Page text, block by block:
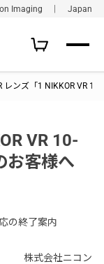
Imaging ｜ Japan
レンズ「1 NIKKOR VR
VR 10-
お客様へ
の終了案内
株式会社ニコン